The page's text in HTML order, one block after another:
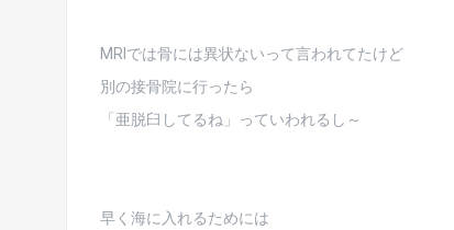
MRIでは骨には異状ないって言われてたけど
別の接骨院に行ったら
「亜脱臼してるね」っていわれるし～
早く海に入れるためには